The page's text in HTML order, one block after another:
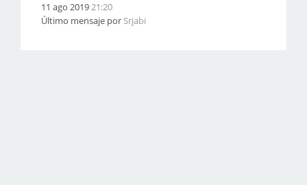
11 ago 201921:20
Último mensaje por Srjabi